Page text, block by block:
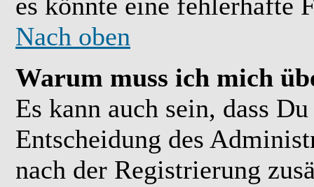
Nach oben
Warum muss ich mich
Es kann auch sein, dass
Entscheidung des
nach der Registrierung